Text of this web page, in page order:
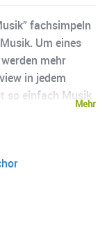
fachsimpeln
Um eines
mehr
in jedem
so einfach Musik
Mehr